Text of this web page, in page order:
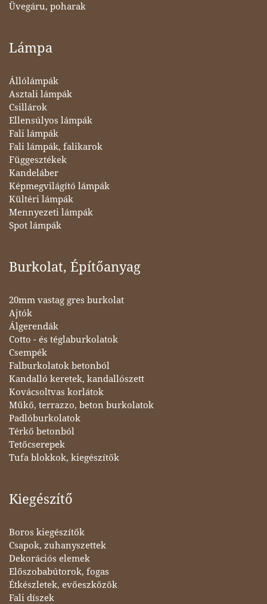
Üvegáru, poharak
Lámpa
Állólámpák
Asztali lámpák
Csillárok
Ellensúlyos lámpák
Fali lámpák
Fali lámpák, falikarok
Függesztékek
Kandeláber
Képmegvilágító lámpák
Kültéri lámpák
Mennyezeti lámpák
Spot lámpák
Burkolat, Építőanyag
20mm vastag gres burkolat
Ajtók
Álgerendák
Cotto - és téglaburkolatok
Csempék
Falburkolatok betonból
Kandalló keretek, kandallószett
Kovácsoltvas korlátok
Műkő, terrazzo, beton burkolatok
Padlóburkolatok
Térkő betonból
Tetőcserepek
Tufa blokkok, kiegészítők
Kiegészítő
Boros kiegészítők
Csapok, zuhanyszettek
Dekorációs elemek
Előszobabútorok, fogas
Étkészletek, evőeszközök
Fali díszek